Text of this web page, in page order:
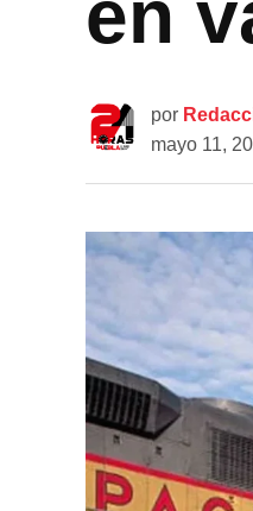
por
mayo 11,